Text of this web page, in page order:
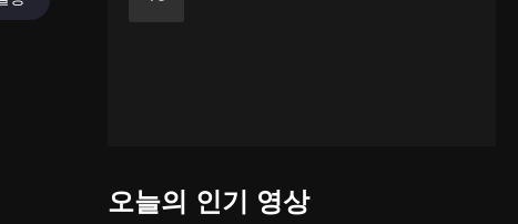
오늘의 인기 영상